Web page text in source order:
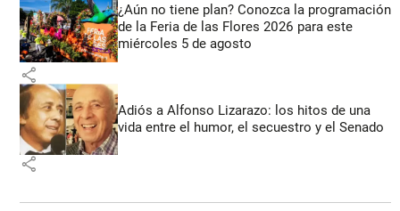
¿Aún no tiene plan? Conozca la programación
de la Feria de las Flores 2026 para este
miércoles 5 de agosto
share
Adiós a Alfonso Lizarazo: los hitos de una
vida entre el humor, el secuestro y el Senado
share